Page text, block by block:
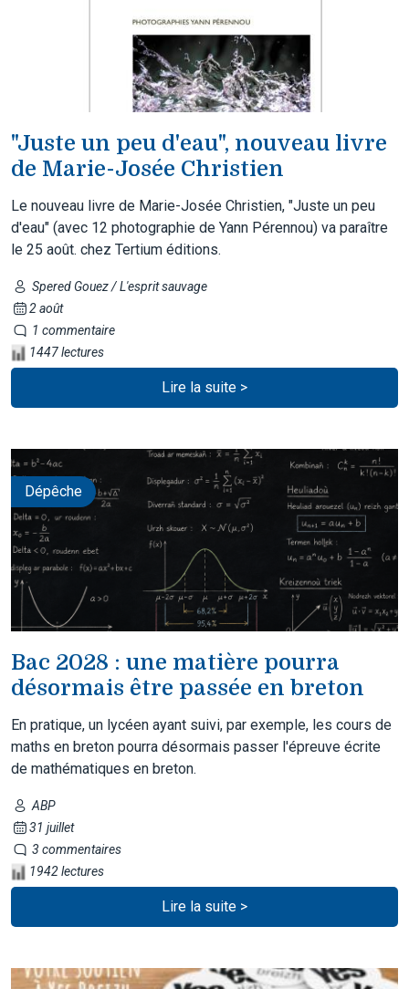
"Juste un peu d'eau", nouveau livre
de Marie-Josée Christien
Le nouveau livre de Marie-Josée Christien, "Juste un peu
d'eau" (avec 12 photographie de Yann Pérennou) va paraître
le 25 août. chez Tertium éditions.
Spered Gouez / L'esprit sauvage
2 août
1 commentaire
1447 lectures
Lire la suite >
Dépêche
Bac 2028 : une matière pourra
désormais être passée en breton
En pratique, un lycéen ayant suivi, par exemple, les cours de
maths en breton pourra désormais passer l'épreuve écrite
de mathématiques en breton.
ABP
31 juillet
3 commentaires
1942 lectures
Lire la suite >